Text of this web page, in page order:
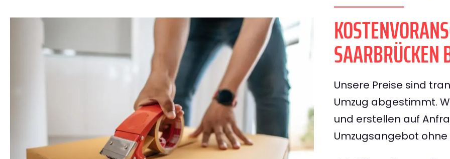
SAARBRÜCKEN
Unsere Preise sind
Umzug abgestimmt.
und erstellen auf
Umzugsangebot